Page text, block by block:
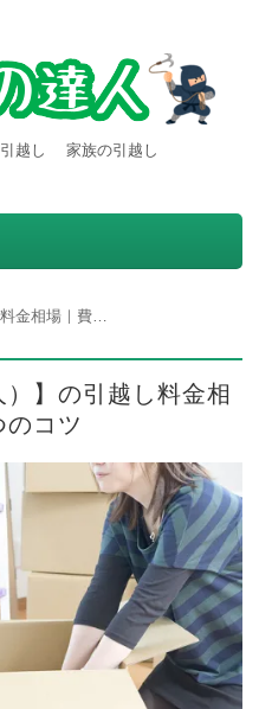
東京都内発
スを利用すると引越し料金
越し 家族の引越し
【夫婦・カップル（2人）】の引越し料金相場｜費用を安くする3つのコツ
）】の引越し料金相
コツ